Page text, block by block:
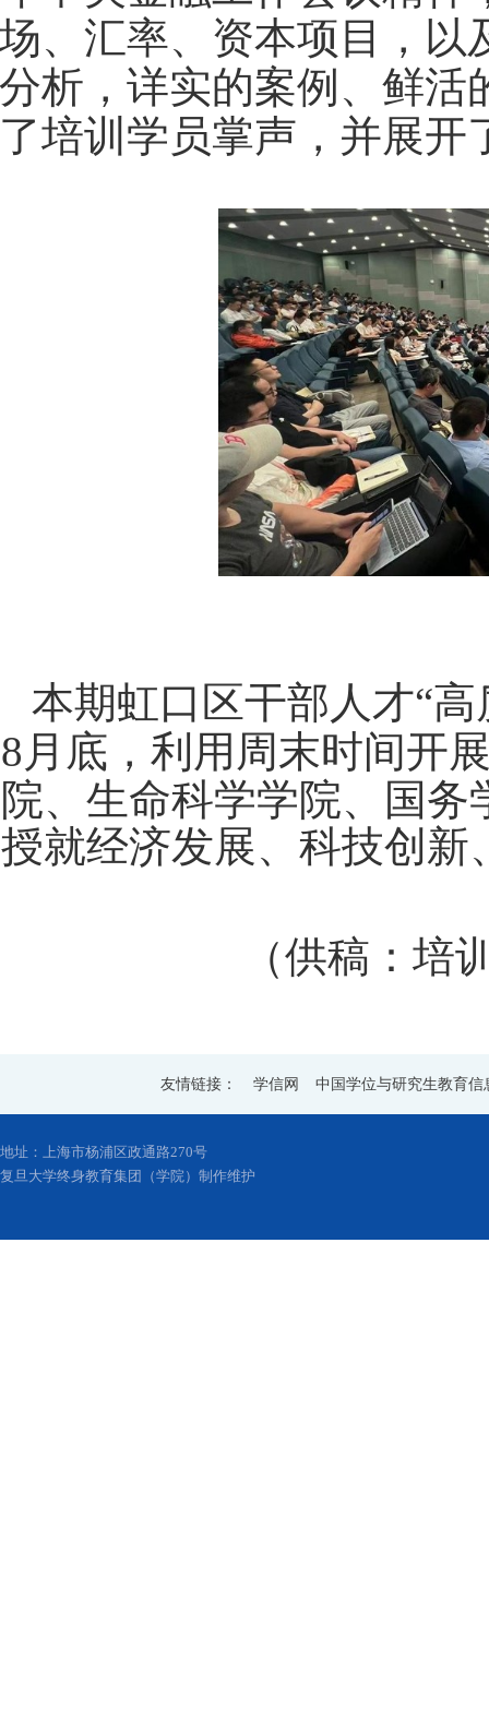
场、汇率、资本项目，以
分析，详实的案例、鲜活
了培训学员掌声，并展开
本期虹口区干部人才“高
8 月 底，利用周末时间开
院、生命科学学院、国
授就经济发展、科技创
（供稿：培
友情链接： 学信网 中国学位与研究生教育信
地址：上海市杨浦区政通路270号
复旦大学终身教育集团（学院）制作维护